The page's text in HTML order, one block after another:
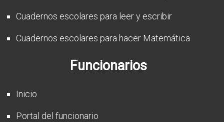
Cuadernos escolares para leer y escribir
Cuadernos escolares para hacer Matemática
Funcionarios
Inicio
Portal del funcionario